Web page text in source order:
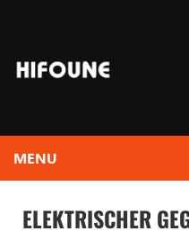
ELEKTRISCHER